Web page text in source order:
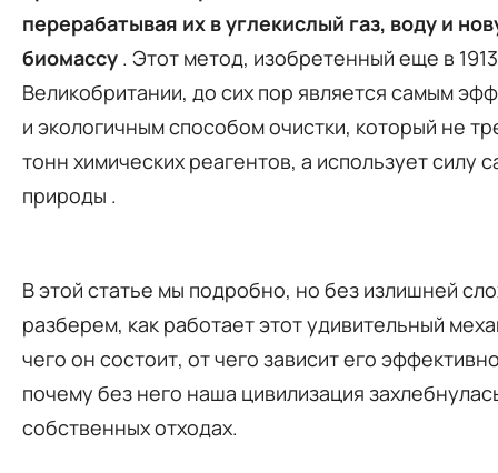
перерабатывая их в углекислый газ, воду и
биомассу . Этот метод, изобретенный еще в
Великобритании, до сих пор является самым
и экологичным способом очистки, который не
тонн химических реагентов, а использует силу
природы .
В этой статье мы подробно, но без излишней
разберем, как работает этот удивительный
чего он состоит, от чего зависит его
почему без него наша цивилизация
собственных отходах.